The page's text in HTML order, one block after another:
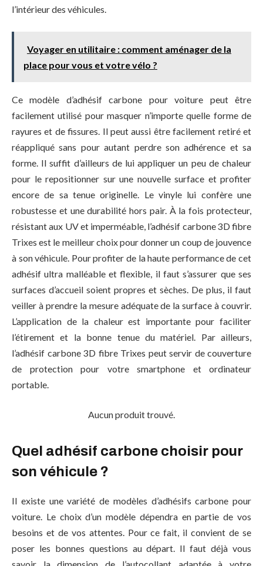
l’intérieur des véhicules.
Voyager en utilitaire : comment aménager de la
place pour vous et votre vélo ?
Ce modèle d’adhésif carbone pour voiture peut être
facilement utilisé pour masquer n’importe quelle forme de
rayures et de fissures. Il peut aussi être facilement retiré et
réappliqué sans pour autant perdre son adhérence et sa
forme. Il suffit d’ailleurs de lui appliquer un peu de chaleur
pour le repositionner sur une nouvelle surface et profiter
encore de sa tenue originelle. Le vinyle lui confère une
robustesse et une durabilité hors pair. À la fois protecteur,
résistant aux UV et imperméable, l’adhésif carbone 3D fibre
Trixes est le meilleur choix pour donner un coup de jouvence
à son véhicule. Pour profiter de la haute performance de cet
adhésif ultra malléable et flexible, il faut s’assurer que ses
surfaces d’accueil soient propres et sèches. De plus, il faut
veiller à prendre la mesure adéquate de la surface à couvrir.
L’application de la chaleur est importante pour faciliter
l’étirement et la bonne tenue du matériel. Par ailleurs,
l’adhésif carbone 3D fibre Trixes peut servir de couverture
de protection pour votre smartphone et ordinateur
portable.
Aucun produit trouvé.
Quel adhésif carbone choisir pour
son véhicule ?
Il existe une variété de modèles d’adhésifs carbone pour
voiture. Le choix d’un modèle dépendra en partie de vos
besoins et de vos attentes. Pour ce fait, il convient de se
poser les bonnes questions au départ. Il faut déjà vous